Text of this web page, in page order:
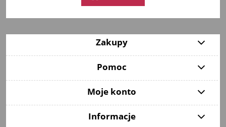
Zakupy
Pomoc
Moje konto
Informacje